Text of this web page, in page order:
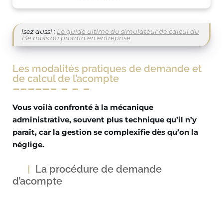
isez aussi : Le guide ultime du simulateur de calcul du
13e mois au prorata en entreprise
Les modalités pratiques de demande et
de calcul de l’acompte
Vous voilà confronté à la mécanique
administrative, souvent plus technique qu’il n’y
paraît, car la gestion se complexifie dès qu’on la
néglige.
La procédure de demande
d’acompte